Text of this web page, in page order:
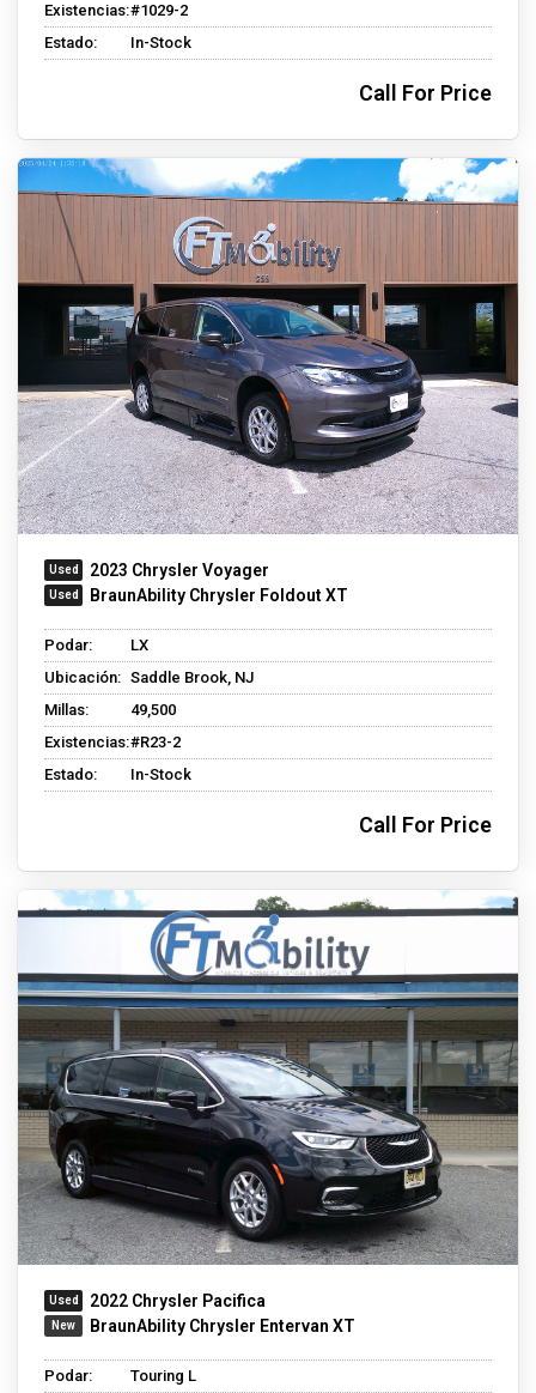
Existencias:#1029-2
Estado:
In-Stock
Call For Price
2023 Chrysler Voyager
BraunAbility Chrysler Foldout XT
Podar:
LX
Ubicación: Saddle Brook, NJ
Millas:
49,500
Existencias:#R23-2
Estado:
In-Stock
Call For Price
2022 Chrysler Pacifica
BraunAbility Chrysler Entervan XT
Podar:
Touring L